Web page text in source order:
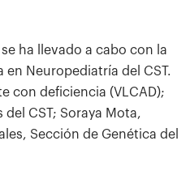
ha llevado a cabo con la
Neuropediatría del CST.
con deficiencia (VLCAD);
CST; Soraya Mota,
Sección de Genética del